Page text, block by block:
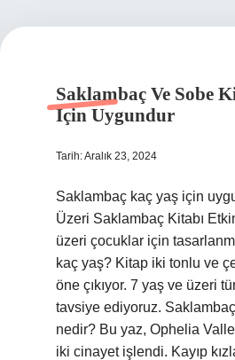
Saklambaç Ve Sobe
Için Uygundur
Tarih: Aralık 23, 2024
Saklambaç kaç yaş için
Üzeri Saklambaç Kitabı
üzeri çocuklar için
kaç yaş? Kitap iki tonlu ve
öne çıkıyor. 7 yaş ve üzeri
tavsiye ediyoruz.
nedir? Bu yaz, Ophelia
iki cinayet işlendi. Kayıp